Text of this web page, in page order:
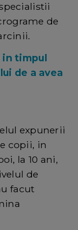
de
timpul
de a avea
expunerii
copii, in
la 10 ani,
de
facut